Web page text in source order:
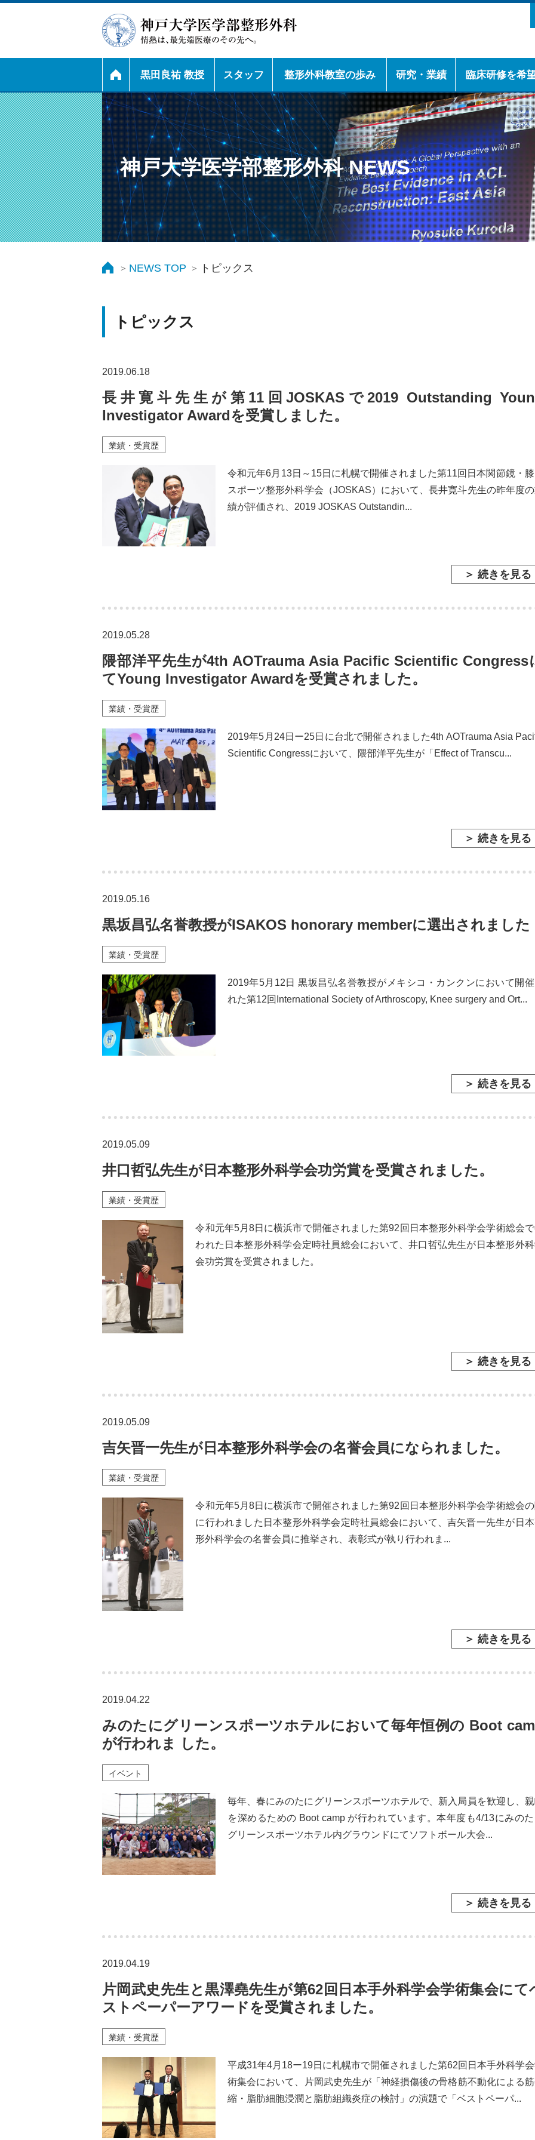
黒田良祐 教授 スタッフ 整形外科教室の歩み
教室の歴史
教室の学会活動
研究・業績
下肢スポーツ
脊椎
下肢人工関節
腫瘍
上肢
外傷
リウマチ
臨床研修を希
神戸大学整形外
徴
研修プログラム
診療科長補佐（
後期研修医の先
女性医師からのメ
留学生からのメッ
チームドクターの
クラブ活動の紹介
神戸大学医学部整形外科 NEWS
NEWS TOP トピックス
トピックス
2019.06.18
長井寛斗先生が第11回JOSKASで2019 Outstanding
Investigator Awardを受賞しました。
業績・受賞歴
令和元年6月13日～15日に札幌で開催されました第11回日本関節鏡・
スポーツ整形外科学会（JOSKAS）において、長井寛斗先生の昨年度
績が評価され、2019 JOSKAS Outstandin...
＞ 続きを見る
2019.05.28
隈部洋平先生が4th AOTrauma Asia Pacific Scientific Congress
てYoung Investigator Awardを受賞されました。
業績・受賞歴
2019年5月24日ー25日に台北で開催されました4th AOTrauma Asia
Scientific Congressにおいて、隈部洋平先生が「Effect of Transcu...
＞ 続きを見る
2019.05.16
黒坂昌弘名誉教授がISAKOS honorary memberに選出されました
業績・受賞歴
2019年5月12日 黒坂昌弘名誉教授がメキシコ・カンクンにおいて開
れた第12回International Society of Arthroscopy, Knee surgery and Ort...
＞ 続きを見る
2019.05.09
井口哲弘先生が日本整形外科学会功労賞を受賞されました。
業績・受賞歴
令和元年5月8日に横浜市で開催されました第92回日本整形外科学会学術総会
われた日本整形外科学会定時社員総会において、井口哲弘先生が日本整形外
会功労賞を受賞されました。
＞ 続きを見る
2019.05.09
吉矢晋一先生が日本整形外科学会の名誉会員になられました。
業績・受賞歴
令和元年5月8日に横浜市で開催されました第92回日本整形外科学会学術総会
に行われました日本整形外科学会定時社員総会において、吉矢晋一先生が日
形外科学会の名誉会員に推挙され、表彰式が執り行われま...
＞ 続きを見る
2019.04.22
みのたにグリーンスポーツホテルにおいて毎年恒例の Boot
が行われま した。
イベント
毎年、春にみのたにグリーンスポーツホテルで、新入局員を歓迎し、
を深めるための Boot camp が行われています。本年度も4/13にみの
グリーンスポーツホテル内グラウンドにてソフトボール大会...
＞ 続きを見る
2019.04.19
片岡武史先生と黒澤堯先生が第62回日本手外科学会学術集会にて
ストペーパーアワードを受賞されました。
業績・受賞歴
平成31年4月18ー19日に札幌市で開催されました第62回日本手外科学
術集会において、片岡武史先生が「神経損傷後の骨格筋不動化による
縮・脂肪細胞浸潤と脂肪組織炎症の検討」の演題で「ベストペーパ...